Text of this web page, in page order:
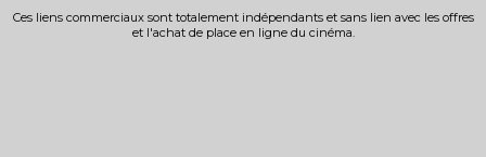
Ces liens commerciaux sont totalement indépendants et sans lien avec les offres
et l'achat de place en ligne du cinéma.